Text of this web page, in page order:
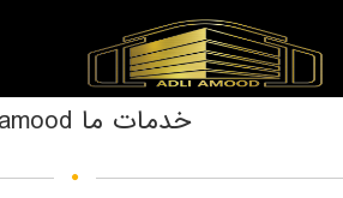
خدمات ما Adliamood